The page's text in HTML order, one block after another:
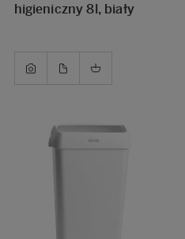
higieniczny 8l, biały